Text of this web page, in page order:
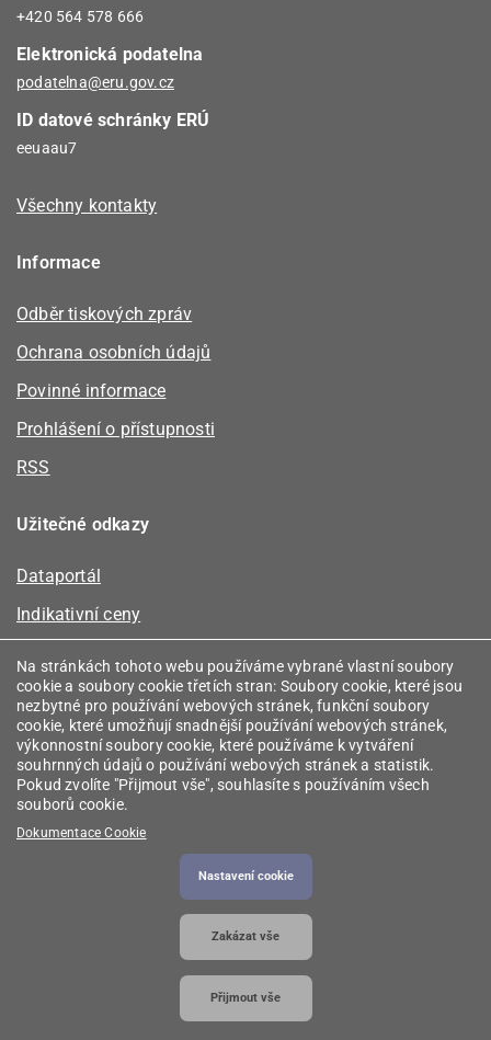
+420 564 578 666
Elektronická podatelna
podatelna@eru.gov.cz
ID datové schránky ERÚ
eeuaau7
Všechny kontakty
Informace
Odběr tiskových zpráv
Ochrana osobních údajů
Povinné informace
Prohlášení o přístupnosti
RSS
Užitečné odkazy
Dataportál
Indikativní ceny
Registr energetických společenství
Registr zprostředkovatelů
Srovnávače
Vyhledávač licencí
2026 © Energetický regulační úřad
poskytovány v souladu se zákonem č. 106/1999
Sb., o svobodném přístupu k informacím.
Na stránkách tohoto webu používáme vybrané vlastní soubory
cookie a soubory cookie třetích stran: Soubory cookie, které jsou
nezbytné pro používání webových stránek, funkční soubory
cookie, které umožňují snadnější používání webových stránek,
výkonnostní soubory cookie, které používáme k vytváření
souhrnných údajů o používání webových stránek a statistik.
Pokud zvolíte "Přijmout vše", souhlasíte s používáním všech
souborů cookie.
Dokumentace Cookie
Nastavení cookie
Zakázat vše
Přijmout vše